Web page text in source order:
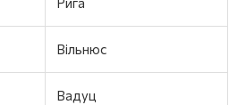
Вільнюс
Вадуц